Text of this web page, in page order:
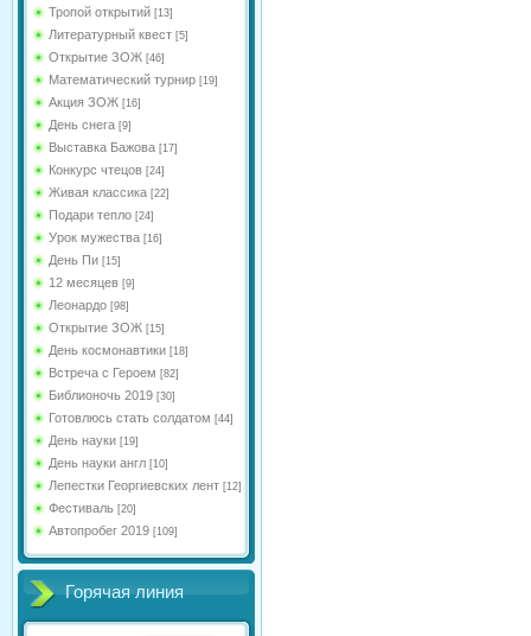
Тропой открытий [13]
Литературный квест [5]
Открытие ЗОЖ [46]
Математический турнир [19]
Акция ЗОЖ [16]
День снега [9]
Выставка Бажова [17]
Конкурс чтецов [24]
Живая классика [22]
Подари тепло [24]
Урок мужества [16]
День Пи [15]
12 месяцев [9]
Леонардо [98]
Открытие ЗОЖ [15]
День космонавтики [18]
Встреча с Героем [82]
Библионочь 2019 [30]
Готовлюсь стать солдатом [44]
День науки [19]
День науки англ [10]
Лепестки Георгиевских лент [12]
Фестиваль [20]
Автопробег 2019 [109]
Горячая линия